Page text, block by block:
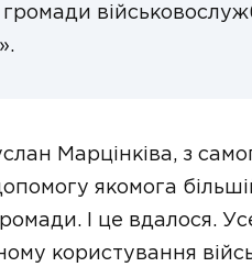
Марцінківа, з
якомога
І це вдалося.
користування